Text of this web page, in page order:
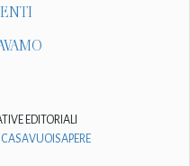
EDITORIALI
CASAVUOISAPERE